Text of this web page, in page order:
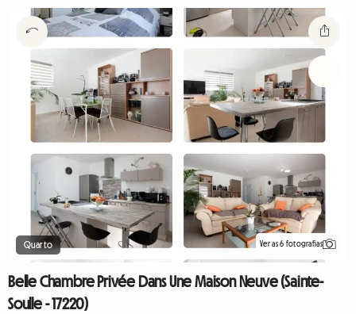
Quarto Ver as 6 fotografias
Belle Chambre Privée Dans Une Maison Neuve (Sainte-
Soulle - 17220)